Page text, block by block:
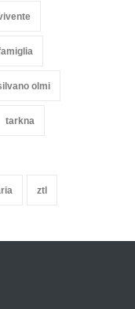
olmi
tarkna
ztl